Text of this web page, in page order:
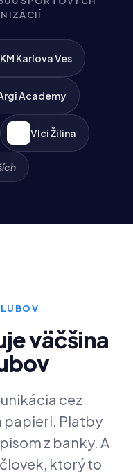
Karlova Ves
Academy
Vlci Žilina
väčšina
cez
papieri. Platby
z banky. A
ktorý to